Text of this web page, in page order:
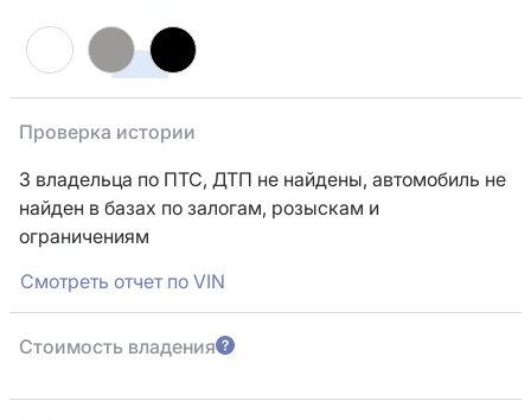
Проверка истории
3 владельца по ПТС, ДТП не найдены, автомобиль не
найден в базах по залогам, розыскам и
ограничениям
Смотреть отчет по VIN
Стоимость владения